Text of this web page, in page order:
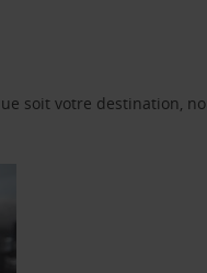
soit votre destination,